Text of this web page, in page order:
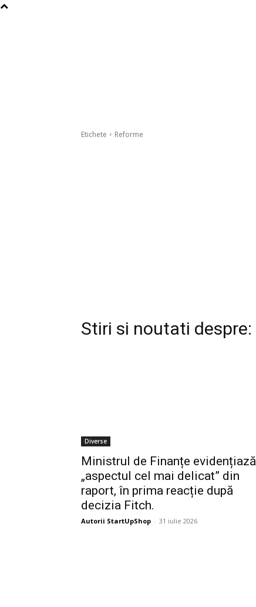
Etichete Reforme
Stiri si noutati despre:
Diverse
Ministrul de Finanțe evidențiază
„aspectul cel mai delicat” din
raport, în prima reacție după
decizia Fitch.
Autorii StartUpShop - 31 iulie 2026